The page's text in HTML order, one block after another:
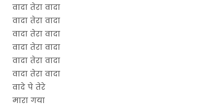
वादा तेरा वादा
वादा तेरा वादा
वादा तेरा वादा
वादा तेरा वादा
वादा तेरा वादा
वादा तेरा वादा
वादे पे तेरे
मारा गया